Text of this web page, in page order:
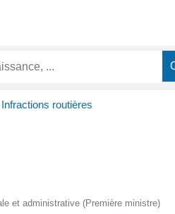
Infractions routières
et administrative (Première ministre)